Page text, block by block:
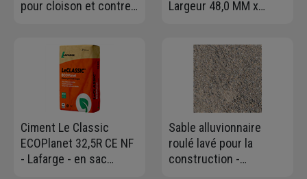
pour cloison et contre-
Largeur 48,0 MM x
Ciment Le Classic
ECOPlanet 32,5R CE NF
- Lafarge - en sac
Sable alluvionnaire
roulé lavé pour la
construction -